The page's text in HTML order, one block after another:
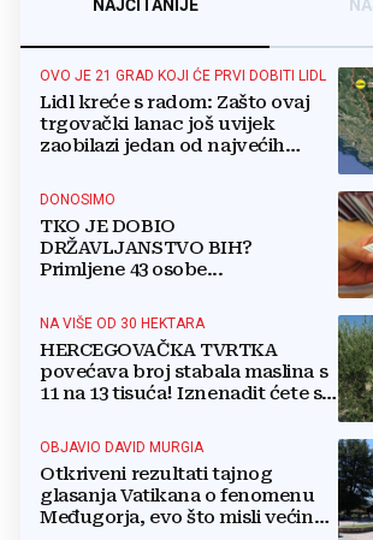
NAJČITANIJE
OVO JE 21 GRAD KOJI ĆE PRVI DOBITI LIDL
Lidl kreće s radom: Zašto ovaj
trgovački lanac još uvijek
zaobilazi jedan od najvećih
DONOSIMO
TKO JE DOBIO
DRŽAVLJANSTVO BIH?
Primljene 43 osobe...
NA VIŠE OD 30 HEKTARA
HERCEGOVAČKA TVRTKA
povećava broj stabala maslina s
11 na 13 tisuća! Iznenadit ćete se
OBJAVIO DAVID MURGIA
Otkriveni rezultati tajnog
glasanja Vatikana o fenomenu
Međugorja, evo što misli većina